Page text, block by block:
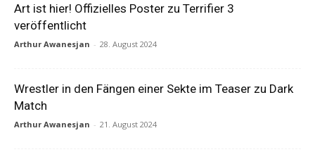
Art ist hier! Offizielles Poster zu Terrifier 3
veröffentlicht
Arthur Awanesjan - 28. August 2024
Wrestler in den Fängen einer Sekte im Teaser zu Dark
Match
Arthur Awanesjan - 21. August 2024